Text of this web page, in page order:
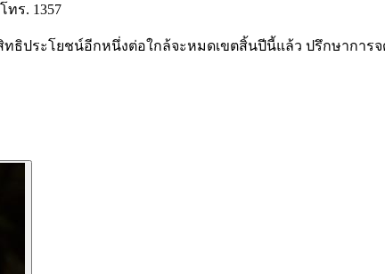
ร. 1357
ะโยชน์อีกหนึ่งต่อใกล้จะหมดเขตสิ้นปีนี้แล้ว ปรึกษาการจ